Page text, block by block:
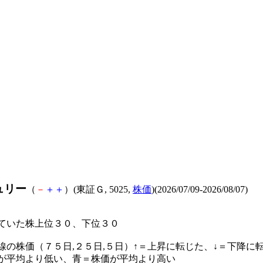
リー （ － ＋ ＋ ）(東証Ｇ, 5025, 株価)(2026/07/09-2026/08/07)
いた株上位３０、下位３０
の株価（７５日,２５日,５日）↑＝上昇に転じた、↓＝下降に
平均より低い、青＝株価が平均より高い